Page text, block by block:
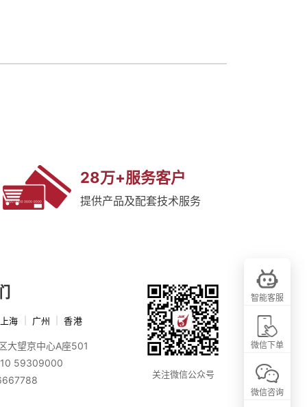
28万+服务客户
提供产品及配套技术服务
上海 广州 香港
大望京中心A座501
59309000
关注微信公众号
智能客服
微信下单
微信咨询